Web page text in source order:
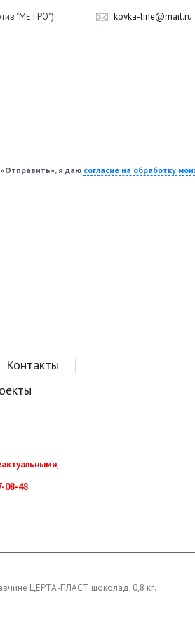
"МЕТРО") kovka-line@mail.ru
я даю согласие на обработку
Контакты
,
08-48
ЦЕРТА-ПЛАСТ шоколад, 0,8 кг.